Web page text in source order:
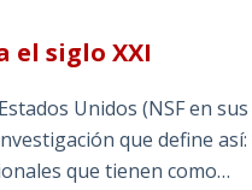
siglo XXI
Unidos (NSF en
que define
que tienen como…